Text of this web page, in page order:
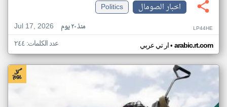
اخبار الصومال
Politics
Jul 17, 2026
منذ ٢٠ يوم LP44HE
ار تي عربي• arabic.rt.com عدد الكلمات: ٢٤٤